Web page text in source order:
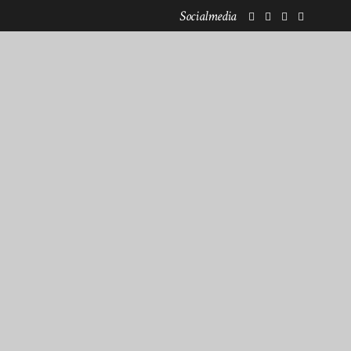
Socialmedia